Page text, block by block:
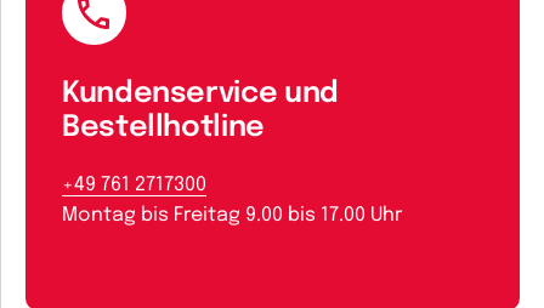
Kundenservice und
Bestellhotline
+49 761 2717300
Montag bis Freitag 9.00 bis 17.00 Uhr